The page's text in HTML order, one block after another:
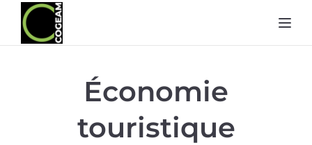
Économie
touristique